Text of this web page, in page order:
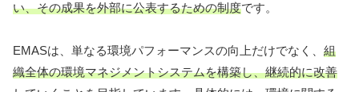
い、その成果を外部に公表するための制度です。
EMASは、単なる環境パフォーマンスの向上だけでなく、 組
織全体の環境マネジメントシステムを構築し、継続的に改善